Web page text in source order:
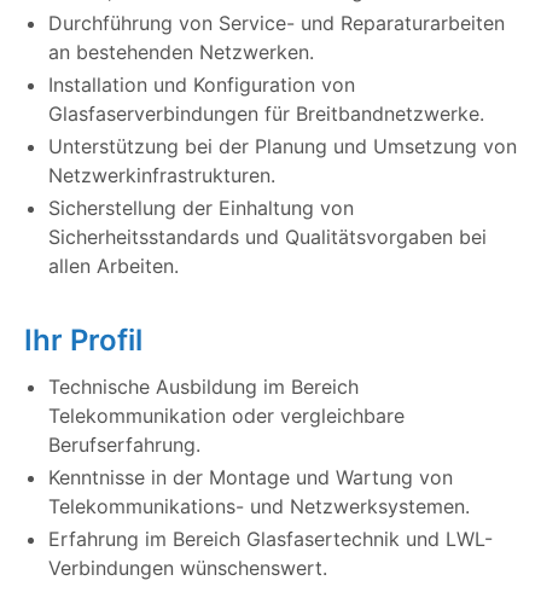
Durchführung von Service- und Reparaturarbeiten
an bestehenden Netzwerken.
Installation und Konfiguration von
Glasfaserverbindungen für Breitbandnetzwerke.
Unterstützung bei der Planung und Umsetzung von
Netzwerkinfrastrukturen.
Sicherstellung der Einhaltung von
Sicherheitsstandards und Qualitätsvorgaben bei
allen Arbeiten.
Ihr Profil
Technische Ausbildung im Bereich
Telekommunikation oder vergleichbare
Berufserfahrung.
Kenntnisse in der Montage und Wartung von
Telekommunikations- und Netzwerksystemen.
Erfahrung im Bereich Glasfasertechnik und LWL-
Verbindungen wünschenswert.